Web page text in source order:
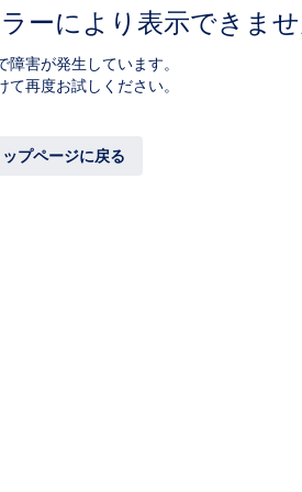
ーにより表示できま
障害が発生しています。
て再度お試しください。
ップページに戻る